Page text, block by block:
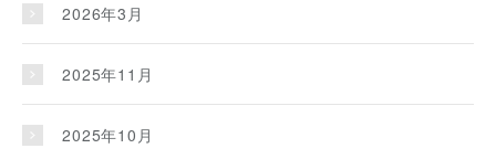
2026年3月
2025年11月
2025年10月